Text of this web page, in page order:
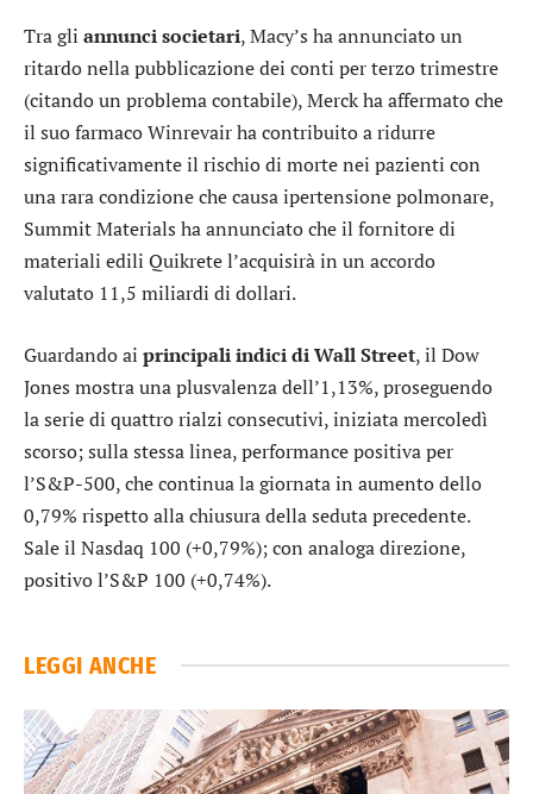
Tra gli annunci societari,Macy’s ha annunciato un
ritardo nella pubblicazione dei conti per terzo trimestre
(citando un problema contabile),Merckha affermato che
il suo farmaco Winrevair ha contribuito a ridurre
significativamente il rischio di morte nei pazienti con
una rara condizione che causa ipertensione polmonare,
Summit Materials ha annunciato che il fornitore di
materiali edili Quikrete l’acquisirà in un accordo
valutato 11,5 miliardi di dollari.
Guardando ai principali indici di Wall Street, il Dow
Jones mostra una plusvalenza dell’1,13%, proseguendo
la serie di quattro rialzi consecutivi, iniziata mercoledì
scorso; sulla stessa linea, performance positiva per
l’S&P-500, che continua la giornata in aumento dello
0,79% rispetto alla chiusura della seduta precedente.
Sale il Nasdaq 100 (+0,79%); con analoga direzione,
positivo l’S&P 100 (+0,74%).
LEGGI ANCHE